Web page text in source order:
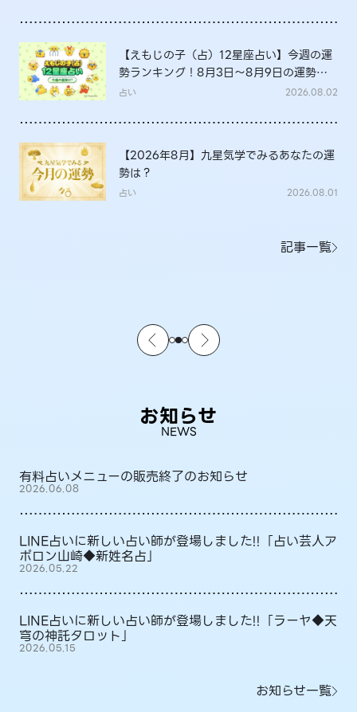
【えもじの子（占）12星座占い】今週の運
勢ランキング！8月3日～8月9日の運勢
は？
占い 2026.08.02
【2026年8月】九星気学でみるあなたの運
勢は？
占い 2026.08.01
記事一覧
お知らせ
NEWS
有料占いメニューの販売終了のお知らせ
2026.06.08
LINE占いに新しい占い師が登場しました!!「占い芸人ア
ポロン山崎◆新姓名占」
2026.05.22
LINE占いに新しい占い師が登場しました!!「ラーヤ◆天
穹の神託タロット」
2026.05.15
お知らせ一覧